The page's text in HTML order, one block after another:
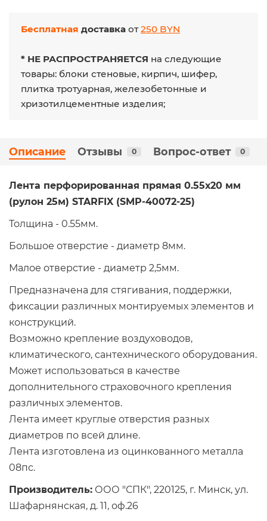
Бесплатная доставка от250 BYN
* НЕ РАСПРОСТРАНЯЕТСЯ на следующие
товары: блоки стеновые, кирпич, шифер,
плитка тротуарная, железобетонные и
хризотилцементные изделия;
Описание Отзывы 0 Вопрос-ответ 0
Лента перфорированная прямая 0.55х20 мм
(рулон 25м) STARFIX (SMP-40072-25)
Толщина - 0.55мм.
Большое отверстие - диаметр 8мм.
Малое отверстие - диаметр 2,5мм.
Предназначена для стягивания, поддержки,
фиксации различных монтируемых элементов и
конструкций.
Возможно крепление воздуховодов,
климатического, сантехнического оборудования.
Может использоваться в качестве
дополнительного страховочного крепления
различных элементов.
Лента имеет круглые отверстия разных
диаметров по всей длине.
Лента изготовлена из оцинкованного металла
08пс.
Производитель: ООО "СПК", 220125, г. Минск, ул.
Шафарнянская, д. 11, оф.26